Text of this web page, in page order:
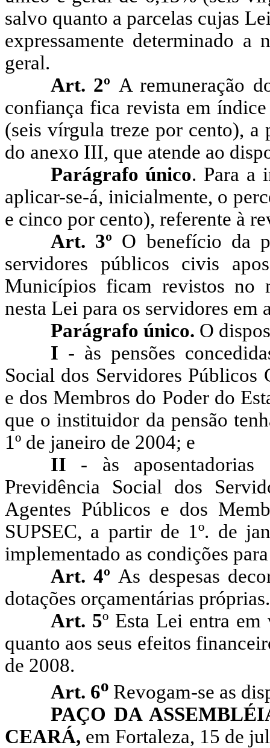
salvo quanto a parcelas cujas
expressamente determinado
geral.
Art. 2º A remuneração
confiança fica revista em
(seis vírgula treze por cento),
do anexo III, que atende ao
Parágrafo único. Para a
aplicar-se-á, inicialmente, o
e cinco por cento), referente à
Art. 3º O benefício da
servidores públicos civis
Municípios ficam revistos no
nesta Lei para os servidores em
Parágrafo único. O
I - às pensões
Social dos Servidores
e dos Membros do Poder do
que o instituidor da pensão
1º de janeiro de 2004; e
II - às
Previdência Social dos
Agentes Públicos e dos
SUPSEC, a partir de 1º. de
implementado as condições
Art. 4º As despesas
dotações orçamentárias próprias.
Art. 5º Esta Lei entra
quanto aos seus efeitos
de 2008.
Art. 6o Revogam-se as
PAÇO DA
CEARÁ, em Fortaleza, 15 de